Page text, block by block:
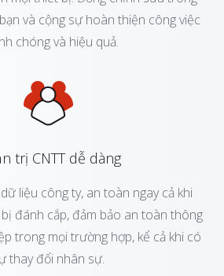
và cộng sự hoàn thiện công việc
chóng và hiệu quả.
trị CNTT dễ dàng
liệu công ty, an toàn ngay cả khi
đánh cắp, đảm bảo an toàn thông
trong mọi trường hợp, kể cả khi có
thay đổi nhân sự.